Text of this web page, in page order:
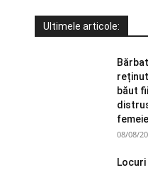
Ultimele articole:
băut
femeie
08/08/